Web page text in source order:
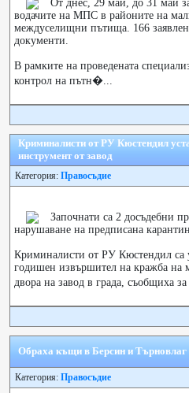
От днес, 29 май, до 31 май
водачите на МПС в районите на
междуселищни пътища. 166
документи.
В рамките на проведената
контрол на пътн�...
Криминалисти от РУ Кюстендил
инструмент от завод
Категория: Правосъдие
Започнати са 2 досъдебни
нарушаване на предписана
Криминалисти от РУ Кюстендил са
годишен извършител на кражба на
двора на завод в града, съобщиха
Обраха къщи в Берсин и Търновлаг
Категория: Правосъдие